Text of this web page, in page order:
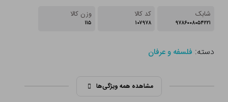
شابک
۹۷۸۶۰۰۸۰۵۴۲۲۱
کد کالا
۱۰۷۹۷۸
وزن کالا
۱۱۵
دسته: فلسفه و عرفان
مشاهده همه ویژگی‌ها